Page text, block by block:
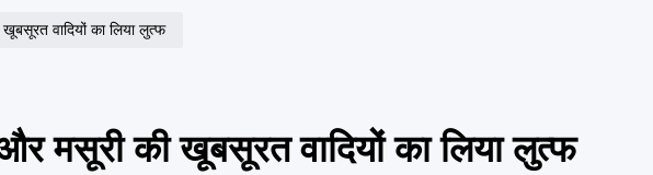
वादियों का लिया लुत्फ
मसूरी की खूबसूरत वादियों का लिया लुत्फ